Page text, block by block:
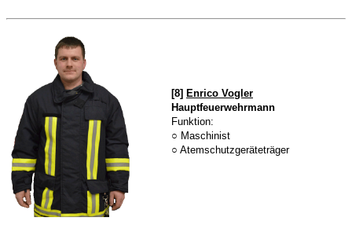
[8] Enrico Vogler
Hauptfeuerwehrmann
Funktion:
○ Maschinist
○ Atemschutzgeräteträger